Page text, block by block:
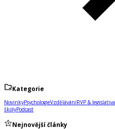
Kategorie
NovinkyPsychologieVzděláváníRVP & legislativa
školyPodcast
Nejnovější články